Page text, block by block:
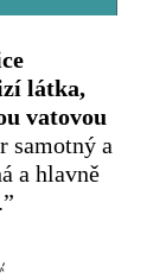
látka,
vatovou
samotný a
a hlavně